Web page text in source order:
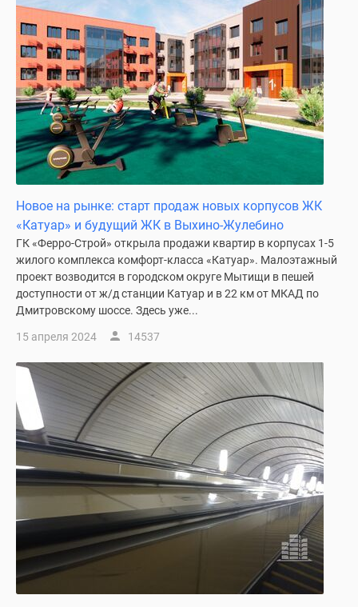
Контакты
Реклама
сайте
Дзен
Машино-
места
Апартаменты
#траншевая
ипотека
#рассрочка
ИТ-
ипотека
Квартиры
скидками
Видео
новостроек
Субсидированная
застройщиком
Rutube
Поиск
Москве
Программа
реновации
Новое на рынке: старт продаж новых корпусов ЖК
«Катуар» и будущий ЖК в Выхино-Жулебино
ГК «Ферро-Строй» открыла продажи квартир в корпусах 1-5
жилого комплекса комфорт-класса «Катуар». Малоэтажный
проект возводится в городском округе Мытищи в пешей
доступности от ж/д станции Катуар и в 22 км от МКАД по
Дмитровскому шоссе. Здесь уже...
15 апреля 2024 14537